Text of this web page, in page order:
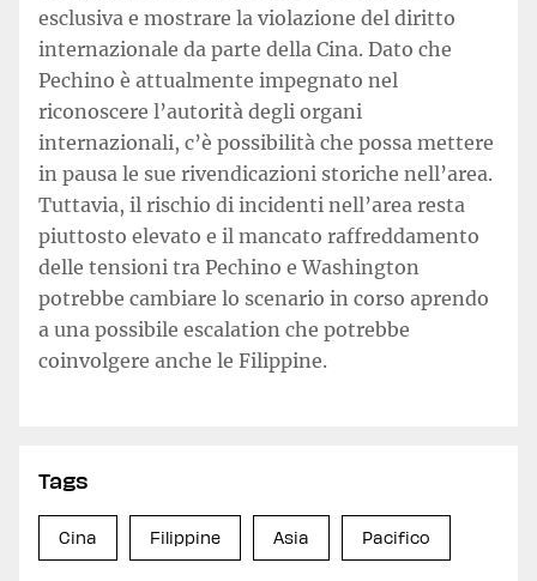
esclusiva e mostrare la violazione del diritto
internazionale da parte della Cina. Dato che
Pechino è attualmente impegnato nel
riconoscere l’autorità degli organi
internazionali, c’è possibilità che possa mettere
in pausa le sue rivendicazioni storiche nell’area.
Tuttavia, il rischio di incidenti nell’area resta
piuttosto elevato e il mancato raffreddamento
delle tensioni tra Pechino e Washington
potrebbe cambiare lo scenario in corso aprendo
a una possibile escalation che potrebbe
coinvolgere anche le Filippine.
Tags
Cina Filippine Asia Pacifico